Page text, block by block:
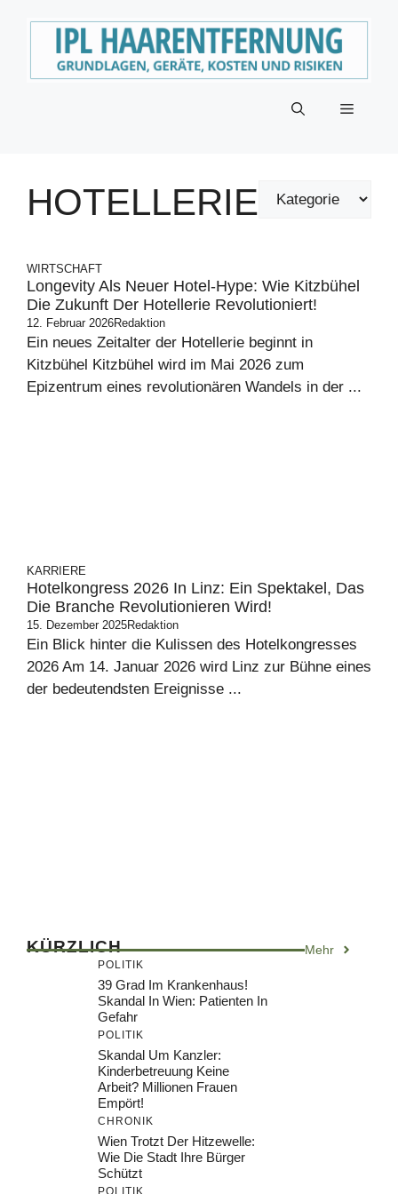
Menü
HOTELLERIE
WIRTSCHAFT
Longevity Als Neuer Hotel-Hype: Wie Kitzbühel
Die Zukunft Der Hotellerie Revolutioniert!
12. Februar 2026Redaktion
Ein neues Zeitalter der Hotellerie beginnt in
Kitzbühel Kitzbühel wird im Mai 2026 zum
Epizentrum eines revolutionären Wandels in der ...
KARRIERE
Hotelkongress 2026 In Linz: Ein Spektakel, Das
Die Branche Revolutionieren Wird!
15. Dezember 2025Redaktion
Ein Blick hinter die Kulissen des Hotelkongresses
2026 Am 14. Januar 2026 wird Linz zur Bühne eines
der bedeutendsten Ereignisse ...
KÜRZLICH Mehr
POLITIK
39 Grad Im Krankenhaus!
Skandal In Wien: Patienten In
Gefahr
POLITIK
Skandal Um Kanzler:
Kinderbetreuung Keine
Arbeit? Millionen Frauen
Empört!
CHRONIK
Wien Trotzt Der Hitzewelle:
Wie Die Stadt Ihre Bürger
Schützt
POLITIK